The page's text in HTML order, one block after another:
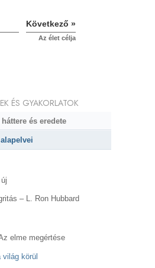
Következő »
Az élet célja
ÉS GYAKORLATOK
és eredete
– L. Ron Hubbard
elme megértése
világ körül